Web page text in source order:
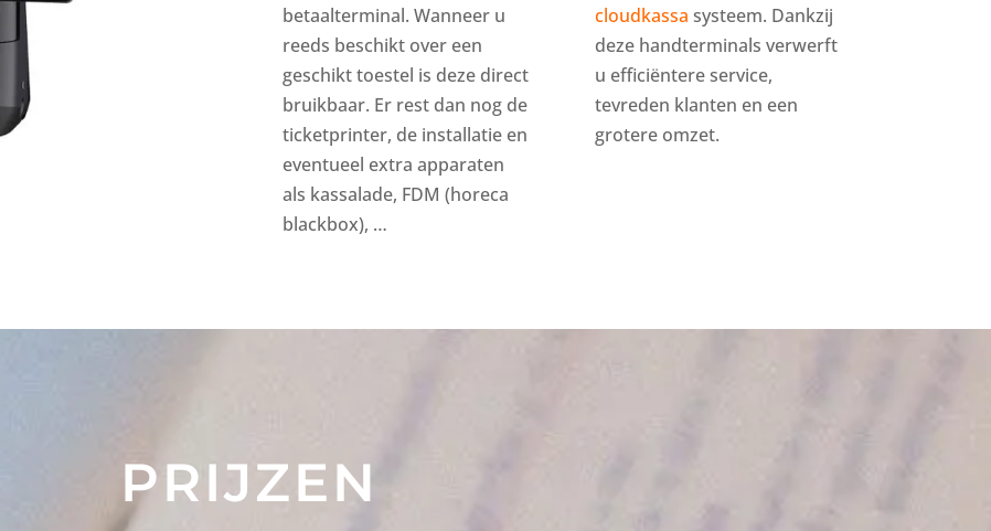
betaalterminal. Wanneer u
reeds beschikt over een
geschikt toestel is deze direct
bruikbaar. Er rest dan nog de
ticketprinter, de installatie en
eventueel extra apparaten
als kassalade, FDM (horeca
blackbox), …
cloudkassa systeem. Dankzij
deze handterminals verwerft
u efficiëntere service,
tevreden klanten en een
grotere omzet.
PRIJZEN